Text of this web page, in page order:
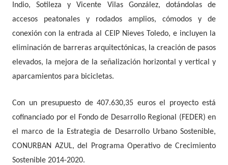
Indio, Sotileza y Vicente Vilas González, dotándolas de
accesos peatonales y rodados amplios, cómodos y de
conexión con la entrada al CEIP Nieves Toledo, e incluyen la
eliminación de barreras arquitectónicas, la creación de pasos
elevados, la mejora de la señalización horizontal y vertical y
aparcamientos para bicicletas.
Con un presupuesto de 407.630,35 euros el proyecto está
cofinanciado por el Fondo de Desarrollo Regional (FEDER) en
el marco de la Estrategia de Desarrollo Urbano Sostenible,
CONURBAN AZUL, del Programa Operativo de Crecimiento
Sostenible 2014-2020.